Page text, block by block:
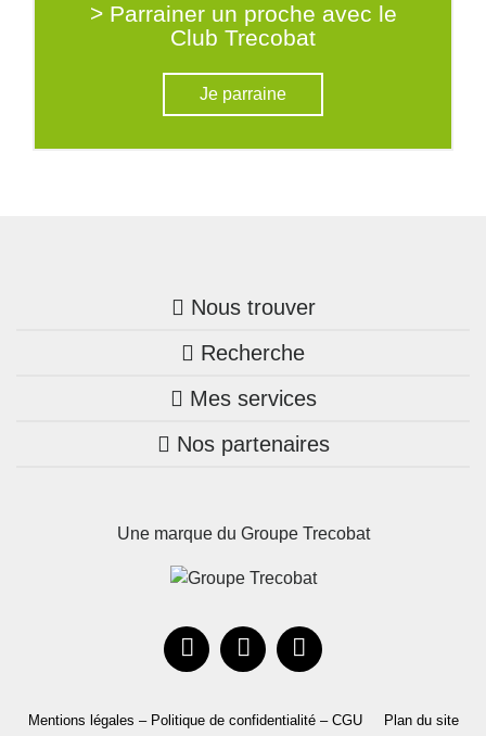
> Parrainer un proche avec le
Club Trecobat
Je parraine
Nous trouver
Trouver une agence
Bretagne
Pays de la Loire
Occitanie
Recherche
Nos annonces
Maison + terrain
Mes services
Mon compte Trecobois
Parrainez un proche!
Nos partenaires
Une marque du Groupe Trecobat
Mentions légales – Politique de confidentialité – CGU Plan du site